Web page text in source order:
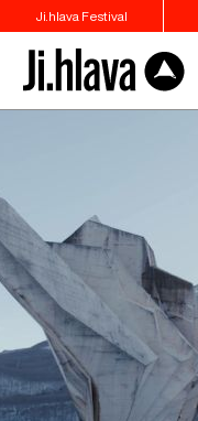
Ji.hlava Festival